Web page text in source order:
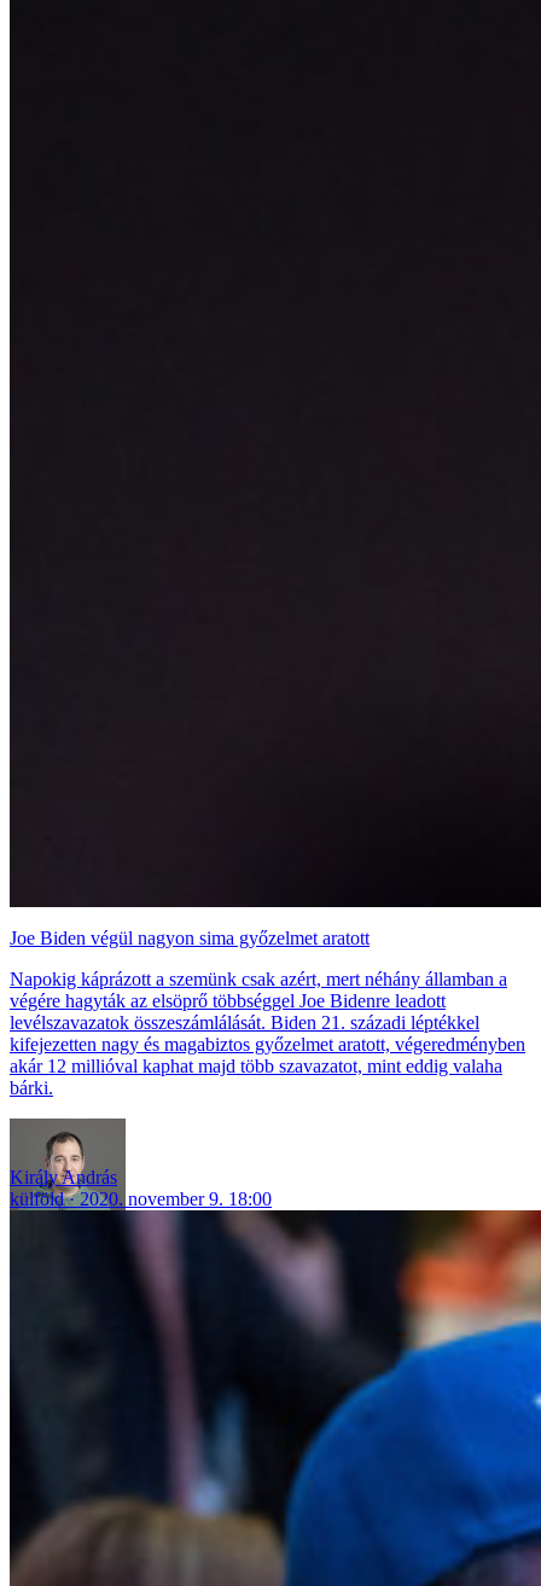
Joe Biden végül nagyon sima győzelmet aratott
Napokig káprázott a szemünk csak azért, mert néhány államban a
végére hagyták az elsöprő többséggel Joe Bidenre leadott
levélszavazatok összeszámlálását. Biden 21. századi léptékkel
kifejezetten nagy és magabiztos győzelmet aratott, végeredményben
akár 12 millióval kaphat majd több szavazatot, mint eddig valaha
bárki.
Király András
külföld
2020. november 9. 18:00